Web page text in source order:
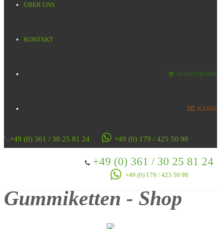
ÜBER UNS
KONTAKT
WARENKORB
KASSE
+49 (0) 361 / 30 25 81 24 +49 (0) 179 / 425 50 98
+49 (0) 361 / 30 25 81 24
+49 (0) 179 / 425 50 98
Gummiketten - Shop